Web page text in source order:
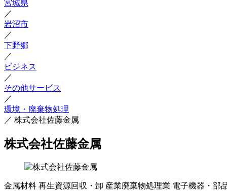
宮城県
／
岩沼市
／
下野郷
／
ビジネス
／
その他サービス
／
環境・廃棄物処理
／ 株式会社佐藤金属
株式会社佐藤金属
金属材料 再生資源回収・卸 産業廃棄物処理業 電子機器・部